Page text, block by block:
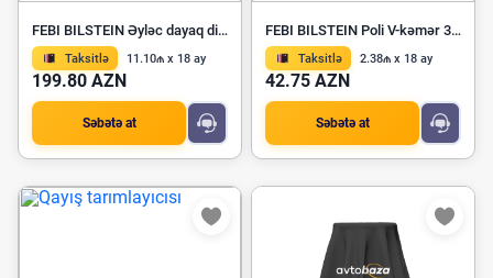
FEBI BILSTEIN Əyləc dayaq diski 44085
Taksitlə 11.10₼ x 18 ay
199.80 AZN
Səbətə at
FEBI BILSTEIN Poli V-kəmər 34344
Taksitlə 2.38₼ x 18 ay
42.75 AZN
Səbətə at